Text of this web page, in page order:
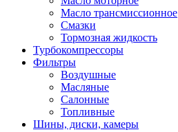
Масло трансмиссионное
Смазки
Тормозная жидкость
Турбокомпрессоры
Фильтры
Воздушные
Масляные
Салонные
Топливные
Шины, диски, камеры